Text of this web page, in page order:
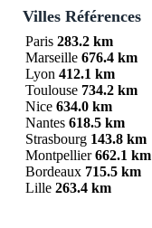
Villes Références
Paris 283.2 km
Marseille 676.4 km
Lyon 412.1 km
Toulouse 734.2 km
Nice 634.0 km
Nantes 618.5 km
Strasbourg 143.8 km
Montpellier 662.1 km
Bordeaux 715.5 km
Lille 263.4 km